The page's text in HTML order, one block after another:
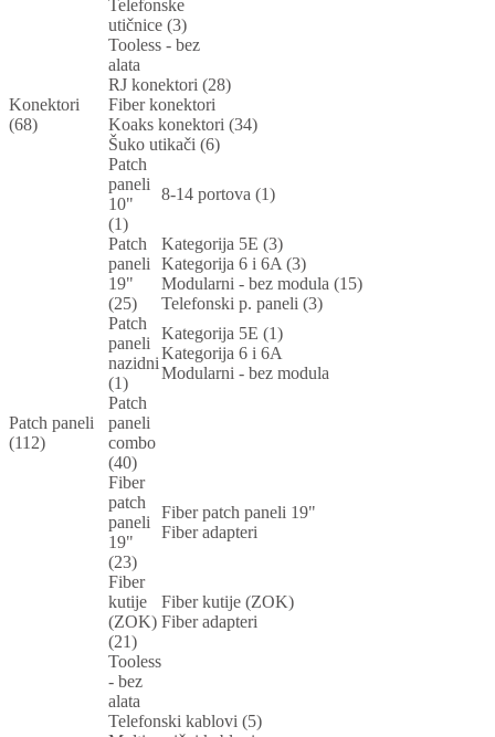
Telefonske
utičnice (3)
Tooless - bez
alata
Konektori
(68)
RJ konektori (28)
Fiber konektori
Koaks konektori (34)
Šuko utikači (6)
Patch paneli
(112)
Patch
paneli
10"
(1)
8-14 portova (1)
Patch
paneli
19"
(25)
Kategorija 5E (3)
Kategorija 6 i 6A (3)
Modularni - bez modula (15)
Telefonski p. paneli (3)
Patch
paneli
nazidni
(1)
Kategorija 5E (1)
Kategorija 6 i 6A
Modularni - bez modula
Patch
paneli
combo
(40)
Fiber
patch
paneli
19"
(23)
Fiber patch paneli 19"
Fiber adapteri
Fiber
kutije
(ZOK)
(21)
Fiber kutije (ZOK)
Fiber adapteri
Tooless
- bez
alata
Telefonski kablovi (5)